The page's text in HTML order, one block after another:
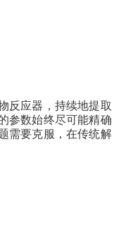
反应器，持续地提取
参数始终尽可能精确
需要克服，在传统解